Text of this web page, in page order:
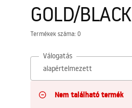
Zuhanyajtó
GOLD/BLACK
Termékek száma: 0
Válogatás
Nem található termék